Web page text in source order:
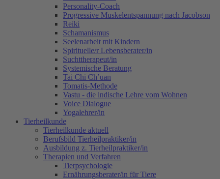
Personality-Coach
Progressive Muskelentspannung nach Jacobson
Reiki
Schamanismus
Seelenarbeit mit Kindern
Spirituelle/r Lebensberater/in
Suchttherapeut/in
Systemische Beratung
Tai Chi Ch’uan
Tomatis-Methode
Vastu - die indische Lehre vom Wohnen
Voice Dialogue
Yogalehrer/in
Tierheilkunde
Tierheilkunde aktuell
Berufsbild Tierheilpraktiker/in
Ausbildung z. Tierheilpraktiker/in
Therapien und Verfahren
Tierpsychologie
Ernährungsberater/in für Tiere